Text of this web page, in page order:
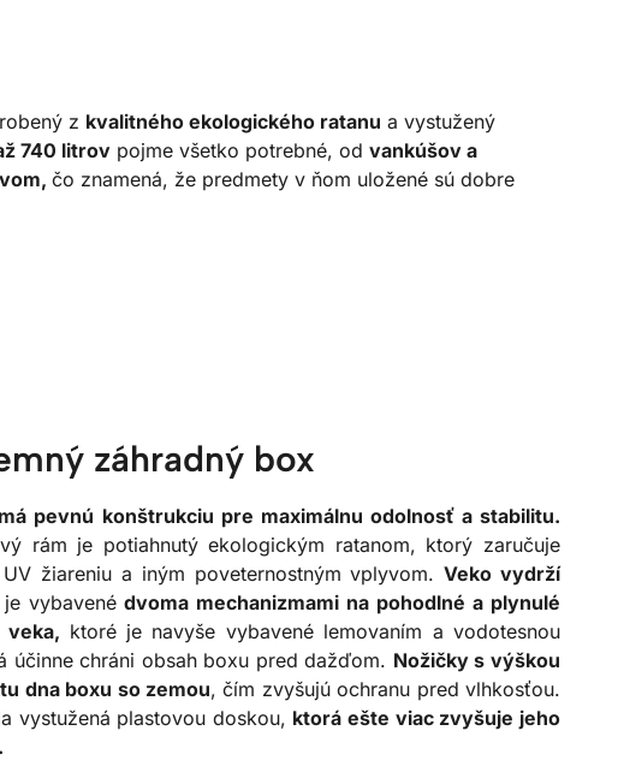
z kvalitného ekologického ratanu a vystužený
740 litrov pojme všetko potrebné, od vankúšov a
čo znamená, že predmety v ňom uložené sú dobre
záhradný box
pevnú konštrukciu pre maximálnu odolnosť a stabilitu.
rám je potiahnutý ekologickým ratanom, ktorý zaručuje
žiareniu a iným poveternostným vplyvom.Veko vydrží
vybavenédvoma mechanizmami na pohodlné a plynulé
veka, ktoré je navyše vybavené lemovaním a vodotesnou
účinne chráni obsah boxu pred dažďom. Nožičky s výškou
dna boxu so zemou, čím zvyšujú ochranu pred vlhkosťou.
vystužená plastovou doskou, ktorá ešte viac zvyšuje jeho